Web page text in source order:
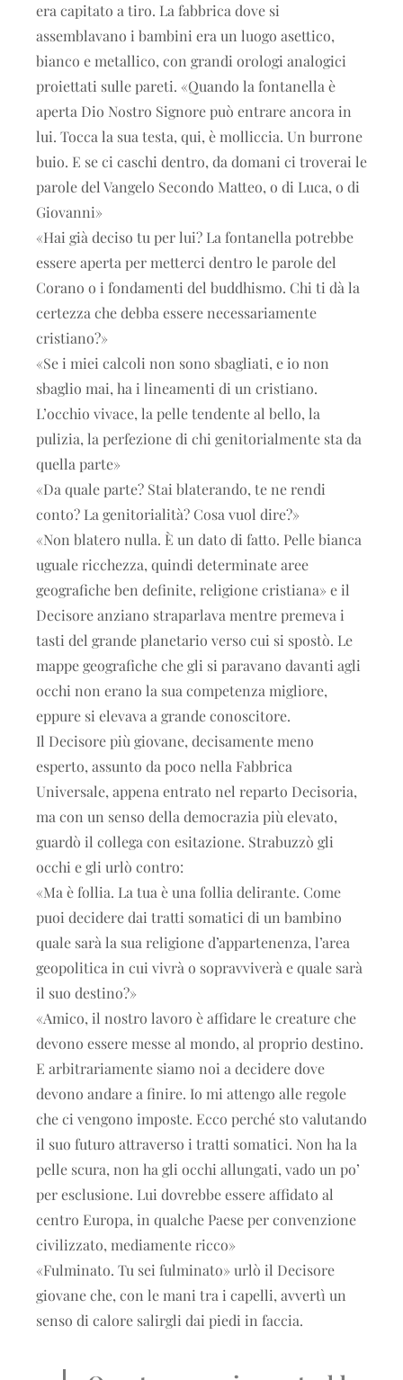
era capitato a tiro. La fabbrica dove si
assemblavano i bambini era un luogo asettico,
bianco e metallico, con grandi orologi analogici
proiettati sulle pareti. «Quando la fontanella è
aperta Dio Nostro Signore può entrare ancora in
lui. Tocca la sua testa, qui, è molliccia. Un burrone
buio. E se ci caschi dentro, da domani ci troverai le
parole del Vangelo Secondo Matteo, o di Luca, o di
Giovanni»
«Hai già deciso tu per lui? La fontanella potrebbe
essere aperta per metterci dentro le parole del
Corano o i fondamenti del buddhismo. Chi ti dà la
certezza che debba essere necessariamente
cristiano?»
«Se i miei calcoli non sono sbagliati, e io non
sbaglio mai, ha i lineamenti di un cristiano.
L’occhio vivace, la pelle tendente al bello, la
pulizia, la perfezione di chi genitorialmente sta da
quella parte»
«Da quale parte? Stai blaterando, te ne rendi
conto? La genitorialità? Cosa vuol dire?»
«Non blatero nulla. È un dato di fatto. Pelle bianca
uguale ricchezza, quindi determinate aree
geografiche ben definite, religione cristiana» e il
Decisore anziano straparlava mentre premeva i
tasti del grande planetario verso cui si spostò. Le
mappe geografiche che gli si paravano davanti agli
occhi non erano la sua competenza migliore,
eppure si elevava a grande conoscitore.
Il Decisore più giovane, decisamente meno
esperto, assunto da poco nella Fabbrica
Universale, appena entrato nel reparto Decisoria,
ma con un senso della democrazia più elevato,
guardò il collega con esitazione. Strabuzzò gli
occhi e gli urlò contro:
«Ma è follia. La tua è una follia delirante. Come
puoi decidere dai tratti somatici di un bambino
quale sarà la sua religione d’appartenenza, l’area
geopolitica in cui vivrà o sopravviverà e quale sarà
il suo destino?»
«Amico, il nostro lavoro è affidare le creature che
devono essere messe al mondo, al proprio destino.
E arbitrariamente siamo noi a decidere dove
devono andare a finire. Io mi attengo alle regole
che ci vengono imposte. Ecco perché sto valutando
il suo futuro attraverso i tratti somatici. Non ha la
pelle scura, non ha gli occhi allungati, vado un po’
per esclusione. Lui dovrebbe essere affidato al
centro Europa, in qualche Paese per convenzione
civilizzato, mediamente ricco»
«Fulminato. Tu sei fulminato» urlò il Decisore
giovane che, con le mani tra i capelli, avvertì un
senso di calore salirgli dai piedi in faccia.